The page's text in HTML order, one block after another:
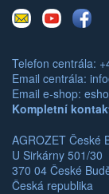
E-
mail
Youtube
Telefon centrála:
Email centrála:
Email e-shop:
Kompletní
AGROZET České
U Sirkárny 501/30
370 04 České
Česká republika